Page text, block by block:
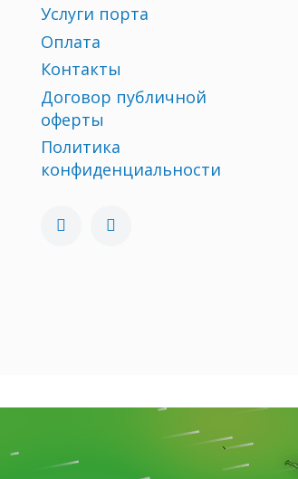
Услуги порта
Оплата
Контакты
Договор публичной
оферты
Политика
конфиденциальности